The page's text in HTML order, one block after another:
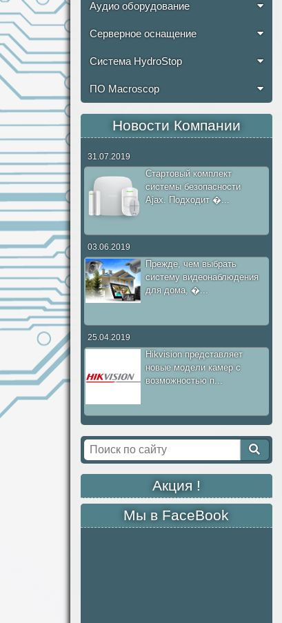
Аудио оборудование
Серверное оснащение
Система HydroStop
ПО Macroscop
Новости Компании
31.07.2019
Стартовый комплект
системы безопасности
Ajax. Подходит �...
03.06.2019
Прежде, чем выбрать
систему видеонаблюдения
для дома, �...
25.04.2019
Hikvision представляет
новые модели камер с
возможностью п...
Акция !
Мы в FaceBook